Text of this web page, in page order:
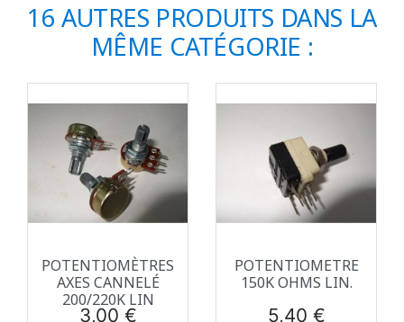
16 AUTRES PRODUITS DANS LA
MÊME CATÉGORIE :
POTENTIOMÈTRES
AXES CANNELÉ
200/220K LIN
Prix
3,00 €
POTENTIOMETRE
150K OHMS LIN.
Prix
5,40 €